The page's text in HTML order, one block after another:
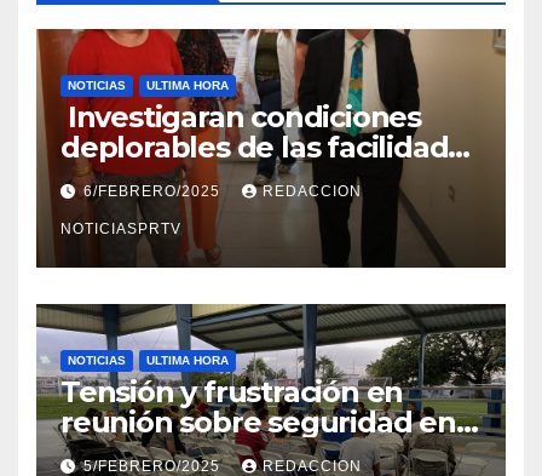
NOTICIAS ULTIMA HORA
Investigaran condiciones
deplorables de las facilidades
el Departamento de la Salud
en Mayagüez
6/FEBRERO/2025 REDACCION
NOTICIASPRTV
NOTICIAS ULTIMA HORA
Tensión y frustración en
reunión sobre seguridad en
Reparto Metropolitano
5/FEBRERO/2025 REDACCION